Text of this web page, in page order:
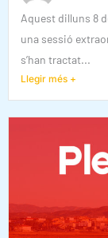
Aquest dilluns 8
una sessió
s’han tractat...
Llegir més +